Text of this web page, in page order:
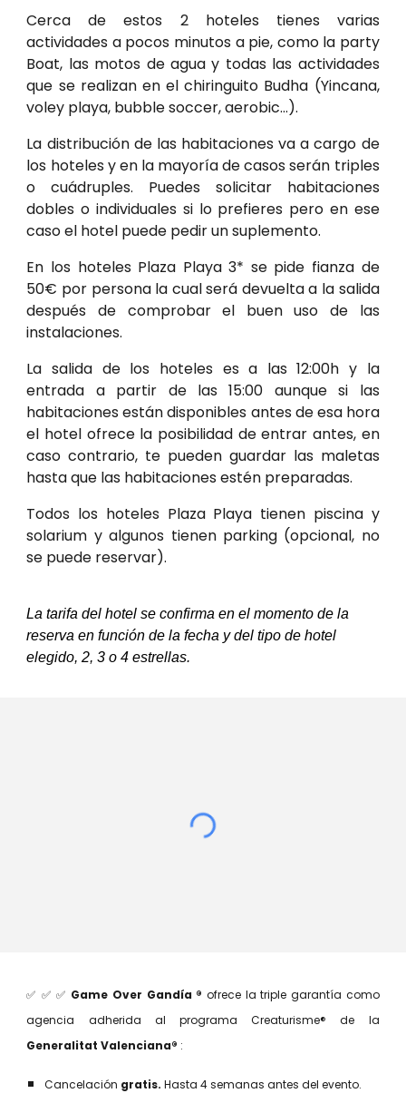
Cerca de estos 2 hoteles tienes varias
actividades a pocos minutos a pie, como la party
Boat, las motos de agua y todas las actividades
que se realizan en el chiringuito Budha (Yincana,
voley playa, bubble soccer, aerobic...).
La distribución de las habitaciones va a cargo de
los hoteles y en la mayoría de casos serán triples
o cuádruples. Puedes solicitar habitaciones
dobles o individuales si lo prefieres pero en ese
caso el hotel puede pedir un suplemento.
En los hoteles Plaza Playa 3* se pide fianza de
50€ por persona la cual será devuelta a la salida
después de comprobar el buen uso de las
instalaciones.
La salida de los hoteles es a las 12:00h y la
entrada a partir de las 15:00 aunque si las
habitaciones están disponibles antes de esa hora
el hotel ofrece la posibilidad de entrar antes, en
caso contrario, te pueden guardar las maletas
hasta que las habitaciones estén preparadas.
Todos los hoteles Plaza Playa tienen piscina y
solarium y algunos tienen parking (opcional, no
se puede reservar).
La tarifa del hotel se confirma en el momento de la
reserva en función de la fecha y del tipo de hotel
elegido, 2, 3 o 4 estrellas.
✅ ✅ ✅ Game Over Gandía ® ofrece la triple garantía como
agencia adherida al programaCreaturisme® de la
Generalitat Valenciana® :
Cancelación gratis.Hasta 4 semanas antes del evento.